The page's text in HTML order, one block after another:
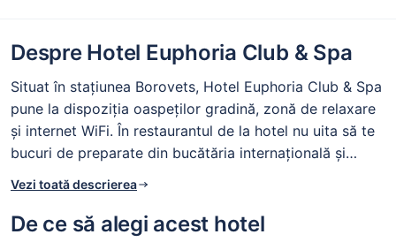
Despre Hotel Euphoria Club & Spa
Situat în stațiunea Borovets, Hotel Euphoria Club & Spa
pune la dispoziția oaspeților gradină, zonă de relaxare
și internet WiFi. În restaurantul de la hotel nu uita să te
bucuri de preparate din bucătăria internaţională și
mediteraneană la mic dejun, pranz și cina. Restaurantul
Vezi toată descrierea
De ce să alegi acest hotel